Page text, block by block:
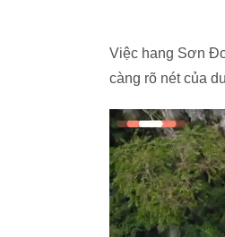
Việc hang Sơn
càng rõ nét của